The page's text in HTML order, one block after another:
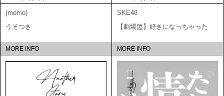
(momo)
うそつき
MORE INFO
SKE48
【劇場盤】好きになっちゃった
MORE INFO